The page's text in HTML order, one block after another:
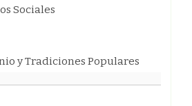
Sociales
y Tradiciones Populares